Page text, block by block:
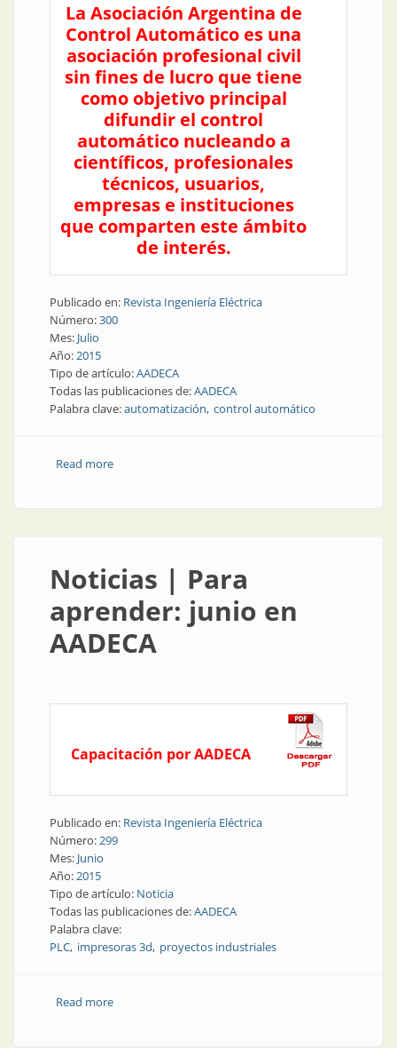
La Asociación Argentina de
Control Automático es una
asociación profesional civil
sin fines de lucro que tiene
como objetivo principal
difundir el control
automático nucleando a
científicos, profesionales
técnicos, usuarios,
empresas e instituciones
que comparten este ámbito
de interés.
Publicado en: Revista Ingeniería Eléctrica
Número:300
Mes: Julio
Año:2015
Tipo de artículo:AADECA
Todas las publicaciones de:AADECA
Palabra clave:automatización control automático
Read moreabout Institución | Control automático entre la
Noticias | Para
aprender: junio en
AADECA
Capacitación por AADECA
Publicado en: Revista Ingeniería Eléctrica
Número:299
Mes: Junio
Año:2015
Tipo de artículo: Noticia
Todas las publicaciones de:AADECA
Palabra clave:
PLC impresoras 3d proyectos industriales
Read moreabout Noticias | Para aprender: junio en AADECA